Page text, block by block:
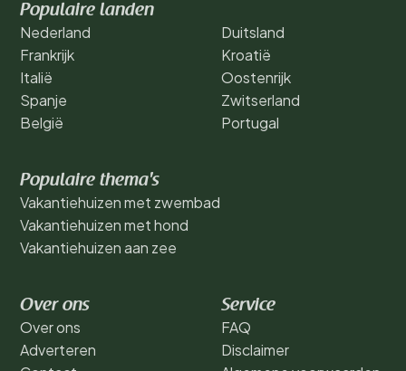
Populaire landen
Nederland
Frankrijk
Italië
Spanje
België
Duitsland
Kroatië
Oostenrijk
Zwitserland
Portugal
Populaire thema's
Vakantiehuizen met zwembad
Vakantiehuizen met hond
Vakantiehuizen aan zee
Over ons
Over ons
Adverteren
Service
FAQ
Disclaimer